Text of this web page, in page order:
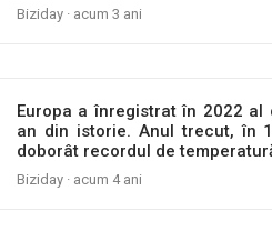
Biziday · acum 3 ani
Europa a înregistrat în 2022
an din istorie. Anul trecut, în
doborât recordul de
Biziday · acum 4 ani